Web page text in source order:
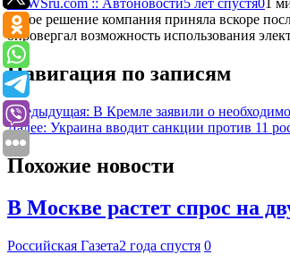
NEWSru.com :: Автоновости5 лет спустя01
Такое решение компания приняла вскоре
опровергал возможность использования
Навигация по записям
Предыдущая: В Кремле заявили о
Далее: Украина вводит санкции против 11
Похожие новости
В Москве растет спрос на
Российская Газета2 года спустя 0